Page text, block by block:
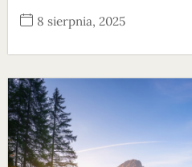
8 sierpnia, 2025